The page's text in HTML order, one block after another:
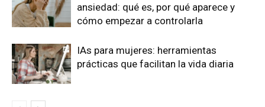
ansiedad: qué es, por qué aparece y
cómo empezar a controlarla
IAs para mujeres: herramientas
prácticas que facilitan la vida diaria